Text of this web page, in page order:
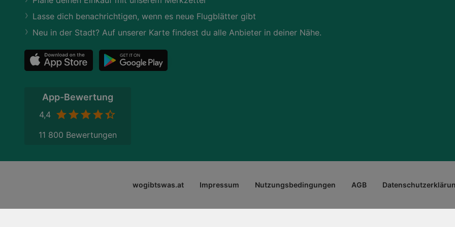
Lasse dich benachrichtigen, wenn es neue Flugblätter gibt
Neu in der Stadt? Auf unserer Karte findest du alle Anbieter in deiner Nähe.
App-Bewertung
4,4
11 800 Bewertungen
wogibtswas.at Impressum Nutzungsbedingungen AGB